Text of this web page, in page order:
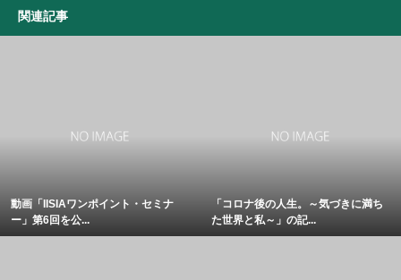
関連記事
動画「IISIAワンポイント・セミナ
ー」第6回を公...
「コロナ後の人生。～気づきに満ち
た世界と私～」の記...